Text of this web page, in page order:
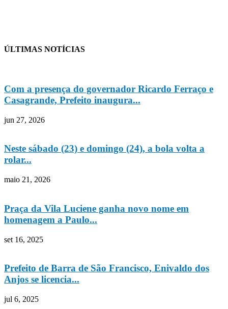
ÚLTIMAS NOTÍCIAS
Com a presença do governador Ricardo Ferraço e
Casagrande, Prefeito inaugura...
jun 27, 2026
Neste sábado (23) e domingo (24), a bola volta a
rolar...
maio 21, 2026
Praça da Vila Luciene ganha novo nome em
homenagem a Paulo...
set 16, 2025
Prefeito de Barra de São Francisco, Enivaldo dos
Anjos se licencia...
jul 6, 2025